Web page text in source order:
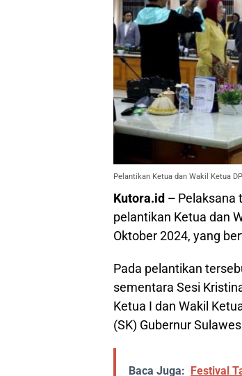
Pelantikan Ketua dan Wakil Ketua
Kutora.id – Pelaksana
pelantikan Ketua dan
Oktober 2024, yang
Pada pelantikan
sementara Sesi
Ketua I dan Wakil
(SK) Gubernur
Baca Juga: Festival